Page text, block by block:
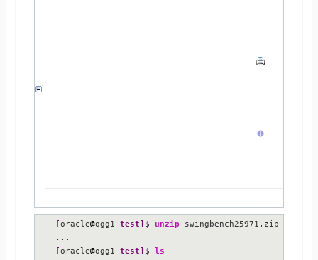
[oracle@ogg1 test] $ unzip swingbench25971.zip
[oracle@ogg1 test] $ ls